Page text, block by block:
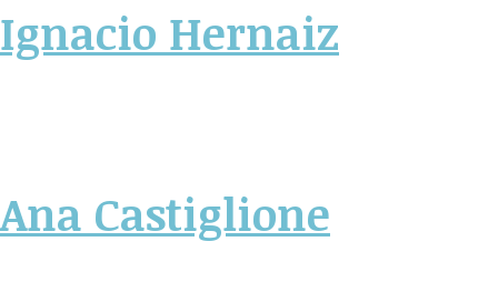
Ignacio Hernaiz
Ana Castiglione